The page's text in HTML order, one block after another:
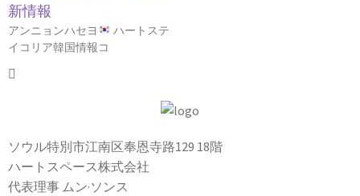
新情報
アンニョンハセヨ
ハートステ
イコリア韓国情報コ
ソウル特別市江南区奉恩寺路129 18階
ハートスペース株式会社
代表理事 ムン·ソンス